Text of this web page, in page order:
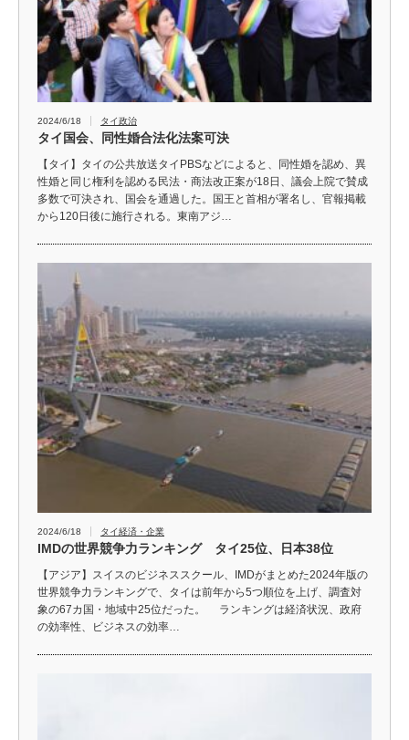
2024/6/18 タイ政治
タイ国会、同性婚合法化法案可決
【タイ】タイの公共放送タイPBSなどによると、同性婚を認め、異
性婚と同じ権利を認める民法・商法改正案が18日、議会上院で賛成
多数で可決され、国会を通過した。国王と首相が署名し、官報掲載
から120日後に施行される。東南アジ…
2024/6/18 タイ経済・企業
IMDの世界競争力ランキング タイ25位、日本38位
【アジア】スイスのビジネススクール、IMDがまとめた2024年版の
世界競争力ランキングで、タイは前年から5つ順位を上げ、調査対
象の67カ国・地域中25位だった。 ランキングは経済状況、政府
の効率性、ビジネスの効率…